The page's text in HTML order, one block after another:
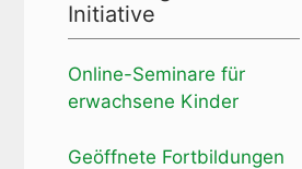
Initiative
Online-Seminare für
erwachsene Kinder
Geöffnete Fortbildungen